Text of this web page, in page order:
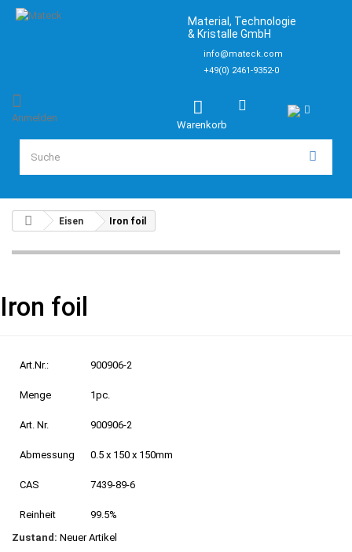
Material, Technologie
& Kristalle GmbH
info@mateck.com
+49(0) 2461-9352-0
Warenkorb
Anmelden
Eisen Iron foil
Iron foil
Art.Nr.: 900906-2
Menge 1pc.
Art. Nr. 900906-2
Abmessung 0.5 x 150 x 150mm
CAS 7439-89-6
Reinheit
99.5%
Zustand: Neuer Artikel